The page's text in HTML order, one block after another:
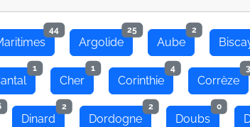
44
Argolide
25
Aube
2
1
Cher
1
Corinthie
4
Corrèze
3
Dinard
2
Dordogne
2
Doubs
0